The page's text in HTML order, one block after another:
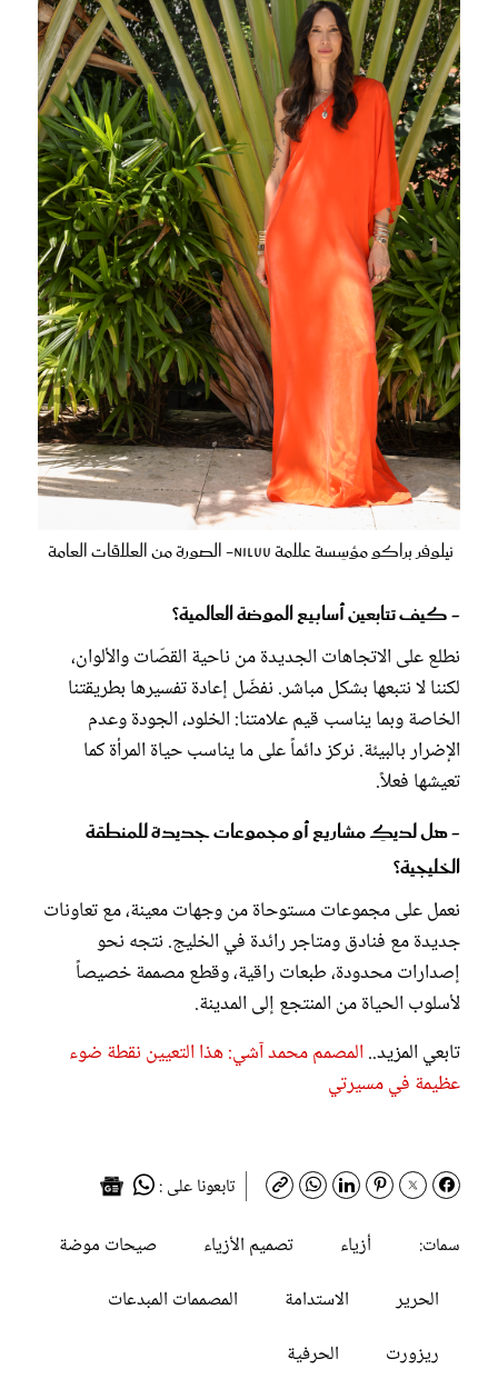
نيلوفر براكو مؤسِسة علامة niLuu- الصورة من العلاقات العامة
- كيف تتابعين أسابيع الموضة العالمية؟
نطلع على الاتجاهات الجديدة من ناحية القصّات والألوان،
لكننا لا نتبعها بشكل مباشر. نفضّل إعادة تفسيرها بطريقتنا
الخاصة وبما يناسب قيم علامتنا: الخلود، الجودة وعدم
الإضرار بالبيئة. نركز دائماً على ما يناسب حياة المرأة كما
تعيشها فعلاً.
- هل لديكِ مشاريع أو مجموعات جديدة للمنطقة
الخليجية؟
نعمل على مجموعات مستوحاة من وجهات معينة، مع تعاونات
جديدة مع فنادق ومتاجر رائدة في الخليج. نتجه نحو
إصدارات محدودة، طبعات راقية، وقطع مصممة خصيصاً
لأسلوب الحياة من المنتجع إلى المدينة.
تابعي المزيد.. المصمم محمد آشي: هذا التعيين نقطة ضوء
عظيمة في مسيرتي
تابعونا على :
سمات:
أزياء تصميم الأزياء
صيحات موضة
الحرير
الاستدامة
المصممات المبدعات
ريزورت
الحرفية